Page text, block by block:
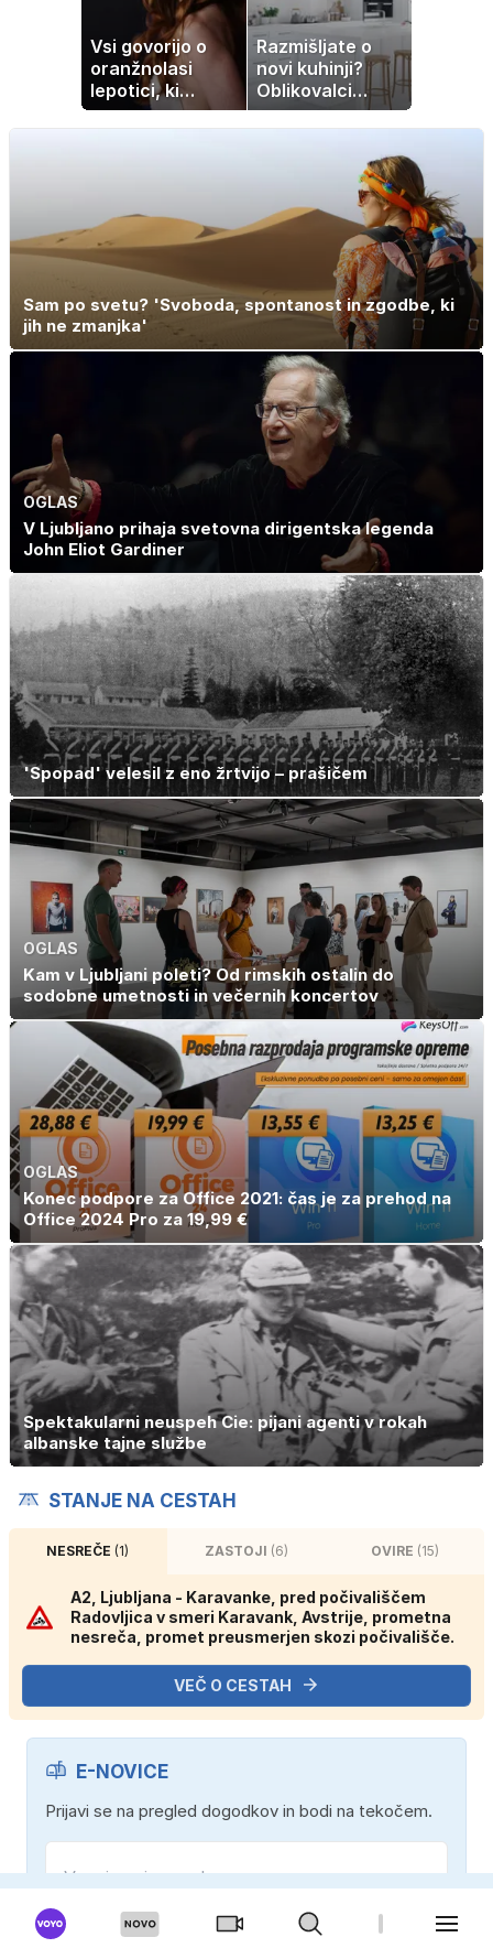
Vsi govorijo o
oranžnolasi
lepotici, ki
navdušuje s
skrivnostno
Razmišljate o
novi kuhinji?
Oblikovalci
opozarjajo, da te
barve izgubljajo
priljubljenost
Sam po svetu? 'Svoboda, spontanost in zgodbe, ki
jih ne zmanjka'
OGLAS
V Ljubljano prihaja svetovna dirigentska legenda
John Eliot Gardiner
'Spopad' velesil z eno žrtvijo – prašičem
OGLAS
Kam v Ljubljani poleti? Od rimskih ostalin do
sodobne umetnosti in večernih koncertov
OGLAS
Konec podpore za Office 2021: čas je za prehod na
Office 2024 Pro za 19,99 €
Spektakularni neuspeh Cie: pijani agenti v rokah
albanske tajne službe
STANJE NA CESTAH
NESREČE(1) ZASTOJI (6) OVIRE (15)
A2, Ljubljana - Karavanke, pred počivališčem
Radovljica v smeri Karavank, Avstrije, prometna
nesreča, promet preusmerjen skozi počivališče.
VEČ O CESTAH
E-NOVICE
Prijavi se na pregled dogodkov in bodi na tekočem.
Strinjam se s politiko zasebnosti